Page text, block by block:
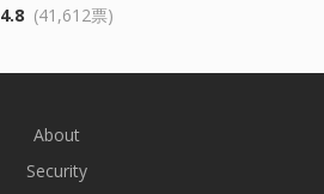
4.8 (41,612票)
About
Security